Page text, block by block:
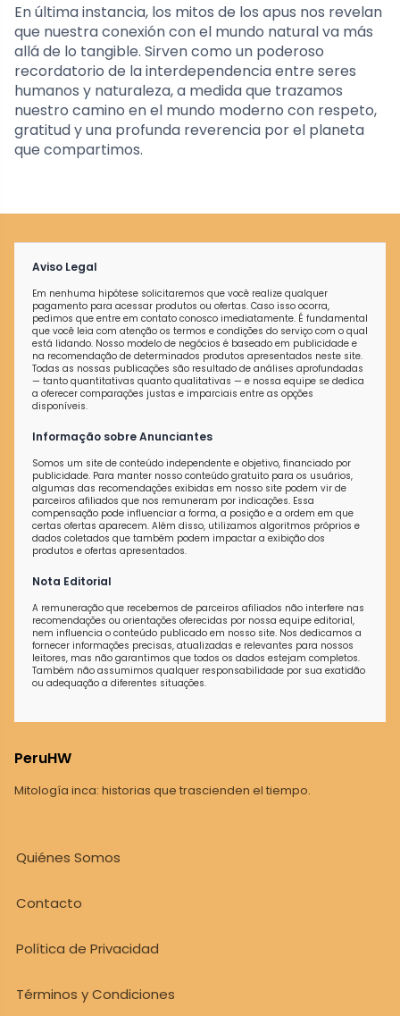
En última instancia, los mitos de los apus nos revelan
que nuestra conexión con el mundo natural va más
allá de lo tangible. Sirven como un poderoso
recordatorio de la interdependencia entre seres
humanos y naturaleza, a medida que trazamos
nuestro camino en el mundo moderno con respeto,
gratitud y una profunda reverencia por el planeta
que compartimos.
Aviso Legal
Em nenhuma hipótese solicitaremos que você realize qualquer
pagamento para acessar produtos ou ofertas. Caso isso ocorra,
pedimos que entre em contato conosco imediatamente. É fundamental
que você leia com atenção os termos e condições do serviço com o qual
está lidando. Nosso modelo de negócios é baseado em publicidade e
na recomendação de determinados produtos apresentados neste site.
Todas as nossas publicações são resultado de análises aprofundadas
— tanto quantitativas quanto qualitativas — e nossa equipe se dedica
a oferecer comparações justas e imparciais entre as opções
disponíveis.
Informação sobre Anunciantes
Somos um site de conteúdo independente e objetivo, financiado por
publicidade. Para manter nosso conteúdo gratuito para os usuários,
algumas das recomendações exibidas em nosso site podem vir de
parceiros afiliados que nos remuneram por indicações. Essa
compensação pode influenciar a forma, a posição e a ordem em que
certas ofertas aparecem. Além disso, utilizamos algoritmos próprios e
dados coletados que também podem impactar a exibição dos
produtos e ofertas apresentados.
Nota Editorial
A remuneração que recebemos de parceiros afiliados não interfere nas
recomendações ou orientações oferecidas por nossa equipe editorial,
nem influencia o conteúdo publicado em nosso site. Nos dedicamos a
fornecer informações precisas, atualizadas e relevantes para nossos
leitores, mas não garantimos que todos os dados estejam completos.
Também não assumimos qualquer responsabilidade por sua exatidão
ou adequação a diferentes situações.
PeruHW
Mitología inca: historias que trascienden el tiempo.
Quiénes Somos
Contacto
Política de Privacidad
Términos y Condiciones